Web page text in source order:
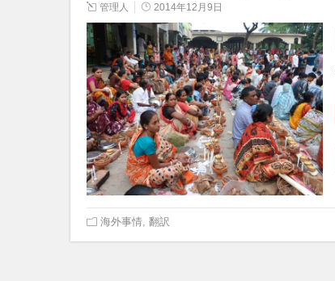
管理人 2014年12月9日
海外事情, 翻訳